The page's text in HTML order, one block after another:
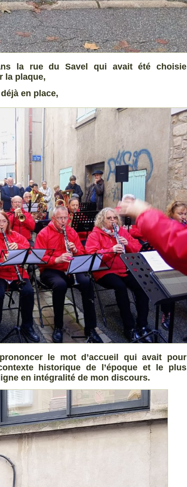
la rue du Savel qui avait été choisie
la plaque,
en place,
le mot d’accueil qui avait pour
historique de l’époque et le plus
en intégralité de mon discours.